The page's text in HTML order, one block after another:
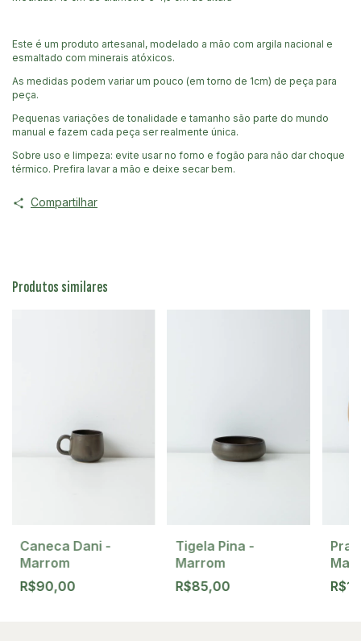
Este é um produto artesanal, modelado a mão com argila nacional e
esmaltado com minerais atóxicos.
As medidas podem variar um pouco (em torno de 1cm) de peça para
peça.
Pequenas variações de tonalidade e tamanho são parte do mundo
manual e fazem cada peça ser realmente única.
Sobre uso e limpeza: evite usar no forno e fogão para não dar choque
térmico. Prefira lavar a mão e deixe secar bem.
Compartilhar
Produtos similares
Caneca Dani -
Marrom
R$90,00
Tigela Pina -
Marrom
R$85,00